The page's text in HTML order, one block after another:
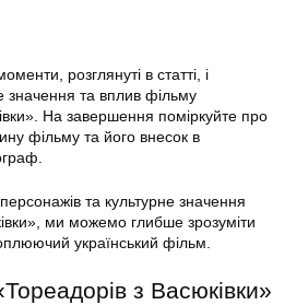
розглянуті в статті, і
значення та вплив фільму
На завершення поміркуйте про
фільму та його внесок в
та культурне значення
ми можемо глибше зрозуміти
український фільм.
з Васюківки»